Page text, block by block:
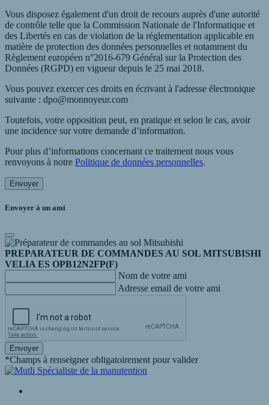
Vous disposez également d'un droit de recours auprès d'une autorité
de contrôle telle que la Commission Nationale de l'Informatique et
des Libertés en cas de violation de la réglementation applicable en
matière de protection des données personnelles et notamment du
Règlement européen n°2016-679 Général sur la Protection des
Données (RGPD) en vigueur depuis le 25 mai 2018.
Vous pouvez exercer ces droits en écrivant à l'adresse électronique
suivante : dpo@monnoyeur.com
Toutefois, votre opposition peut, en pratique et selon le cas, avoir
une incidence sur votre demande d’information.
Pour plus d’informations concernant ce traitement nous vous
renvoyons à notre Politique de données personnelles.
Envoyer
Envoyer à un ami
PREPARATEUR DE COMMANDES AU SOL MITSUBISHI
VELIA ES OPB12N2FP(F)
Nom de votre ami
Adresse email de votre ami
Envoyer
*Champs à renseigner obligatoirement pour valider